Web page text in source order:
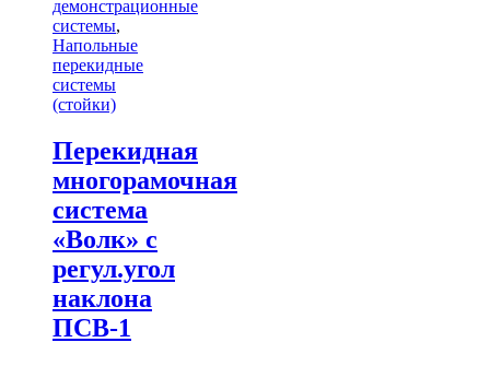
демонстрационные
системы,
Напольные
перекидные
системы
(стойки)
Перекидная
многорамочная
система
«Волк» с
регул.угол
наклона
ПСВ-1